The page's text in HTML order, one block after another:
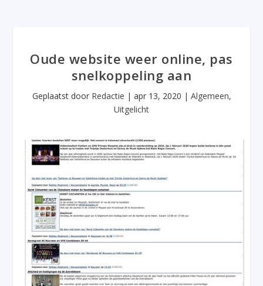
Oude website weer online, pas
snelkoppeling aan
Geplaatst door Redactie | apr 13, 2020 | Algemeen,
Uitgelicht